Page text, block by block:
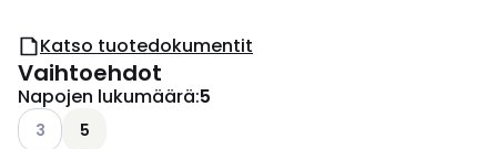
Katso tuotedokumentit
Vaihtoehdot
Napojen lukumäärä:5
Katso käytettävissä olevat vaihtoehdot
3 5